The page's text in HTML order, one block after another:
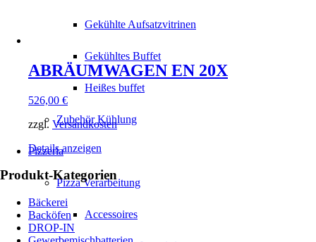
Gekühlte Aufsatzvitrinen
Gekühltes Buffet
Heißes buffet
Zubehör Kühlung
Pizzeria
Pizza Verarbeitung
Accessoires
ABRÄUMWAGEN EN 20X
526,00 €
zzgl. Versandkosten
Details anzeigen
Produkt-Kategorien
Bäckerei
Backöfen
DROP-IN